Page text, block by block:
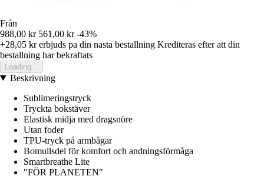
Från
988,00 kr 561,00 kr -43%
+28,05 krerbjuds pa din nasta bestallning Krediteras efter att din
bestallning har bekraftats
Loading...
Beskrivning
Sublimeringstryck
Tryckta bokstäver
Elastisk midja med dragsnöre
Utan foder
TPU-tryck på armbågar
Bomullsdel för komfort och andningsförmåga
Smartbreathe Lite
"FÖR PLANETEN"